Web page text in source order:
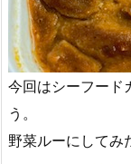
今回はシーフード
う。
野菜ルーにしてみ